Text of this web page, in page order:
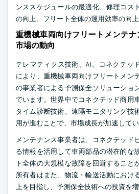
ンススケジュールの最適化、修理コス
の向上、フリート全体の運用効率の向上
重機械車両向けフリートメンテ
市場の動向
テレマティクス技術、AI、コネクテッ
により、重機械車両向けフリートメン
の事業者による予測保全ソリューショ
でいます。世界中でコネクテッド商用
タイム診断技術、遠隔モニタリング技
用が進むことで、市場成長が加速してい
メンテナンス事業者は、コネクテッド
る情報を活用して車両部品の潜在的な
ト全体の大規模な故障を回避すること
所有者はまた、物流・輸送活動におけ
上を目指し、予測保全技術への投資を増